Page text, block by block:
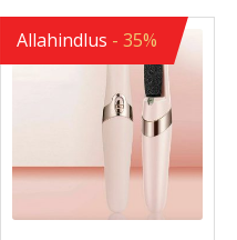
Allahindlus - 35%